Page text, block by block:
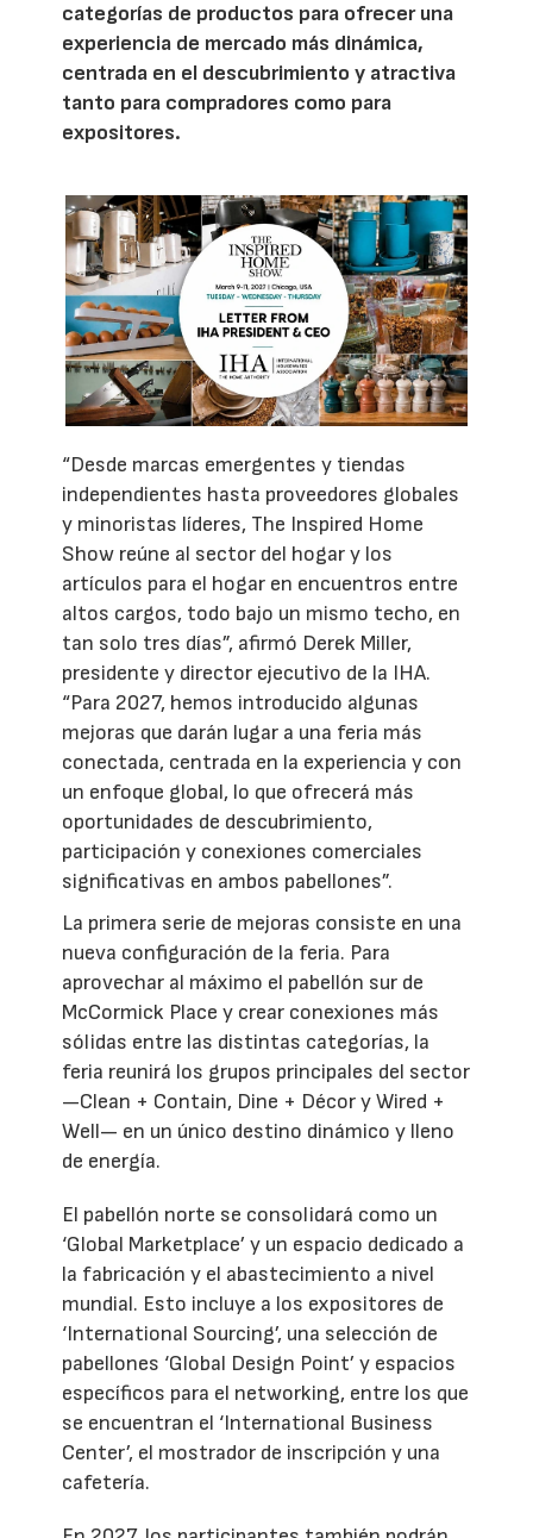
categorías de productos para ofrecer una
experiencia de mercado más dinámica,
centrada en el descubrimiento y atractiva
tanto para compradores como para
expositores.
“Desde marcas emergentes y tiendas
independientes hasta proveedores globales
y minoristas líderes, The Inspired Home
Show reúne al sector del hogar y los
artículos para el hogar en encuentros entre
altos cargos, todo bajo un mismo techo, en
tan solo tres días”, afirmó Derek Miller,
presidente y director ejecutivo de la IHA.
“Para 2027, hemos introducido algunas
mejoras que darán lugar a una feria más
conectada, centrada en la experiencia y con
un enfoque global, lo que ofrecerá más
oportunidades de descubrimiento,
participación y conexiones comerciales
significativas en ambos pabellones”.
La primera serie de mejoras consiste en una
nueva configuración de la feria. Para
aprovechar al máximo el pabellón sur de
McCormick Place y crear conexiones más
sólidas entre las distintas categorías, la
feria reunirá los grupos principales del sector
—Clean + Contain, Dine + Décor y Wired +
Well— en un único destino dinámico y lleno
de energía.
El pabellón norte se consolidará como un
‘Global Marketplace’ y un espacio dedicado a
la fabricación y el abastecimiento a nivel
mundial. Esto incluye a los expositores de
‘International Sourcing’, una selección de
pabellones ‘Global Design Point’ y espacios
específicos para el networking, entre los que
se encuentran el ‘International Business
Center’, el mostrador de inscripción y una
cafetería.